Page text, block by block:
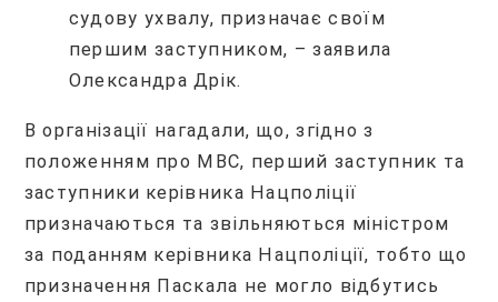
судову ухвалу, призначає своїм
першим заступником, – заявила
Олександра Дрік.
В організації нагадали, що, згідно з
положенням про МВС, перший заступник та
заступники керівника Нацполіції
призначаються та звільняються міністром
за поданням керівника Нацполіції, тобто що
призначення Паскала не могло відбутись